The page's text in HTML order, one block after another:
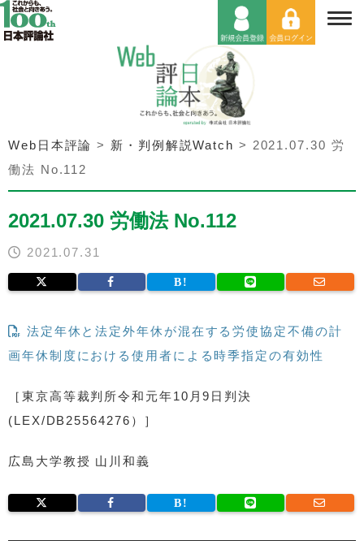
Web日本評論 > 新・判例解説Watch > 2021.07.30 労
働法 No.112
2021.07.30 労働法 No.112
2021.07.31
法定年休と法定外年休が混在する労使協定不備の計
画年休制度における使用者による時季指定の有効性
［東京高等裁判所令和元年10月9日判決
(LEX/DB25564276）］
広島大学教授 山川和義